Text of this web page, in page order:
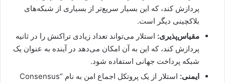
پردازش کند، که این بسیار سریع‌تر از بسیاری از شبکه‌های
بلاکچینی دیگر است.
مقیاس‌پذیری: استلار می‌تواند تعداد زیادی تراکنش را در ثانیه
پردازش کند، که این به آن امکان می‌دهد در آینده به عنوان یک
شبکه پرداخت جهانی استفاده شود.
ایمنی:
استلار از یک پروتکل اجماع امن به نام “Consensus